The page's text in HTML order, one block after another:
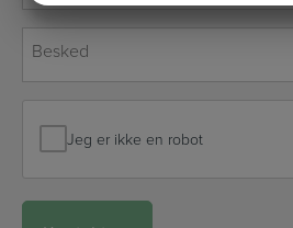
Besked
Jeg er ikke en robot